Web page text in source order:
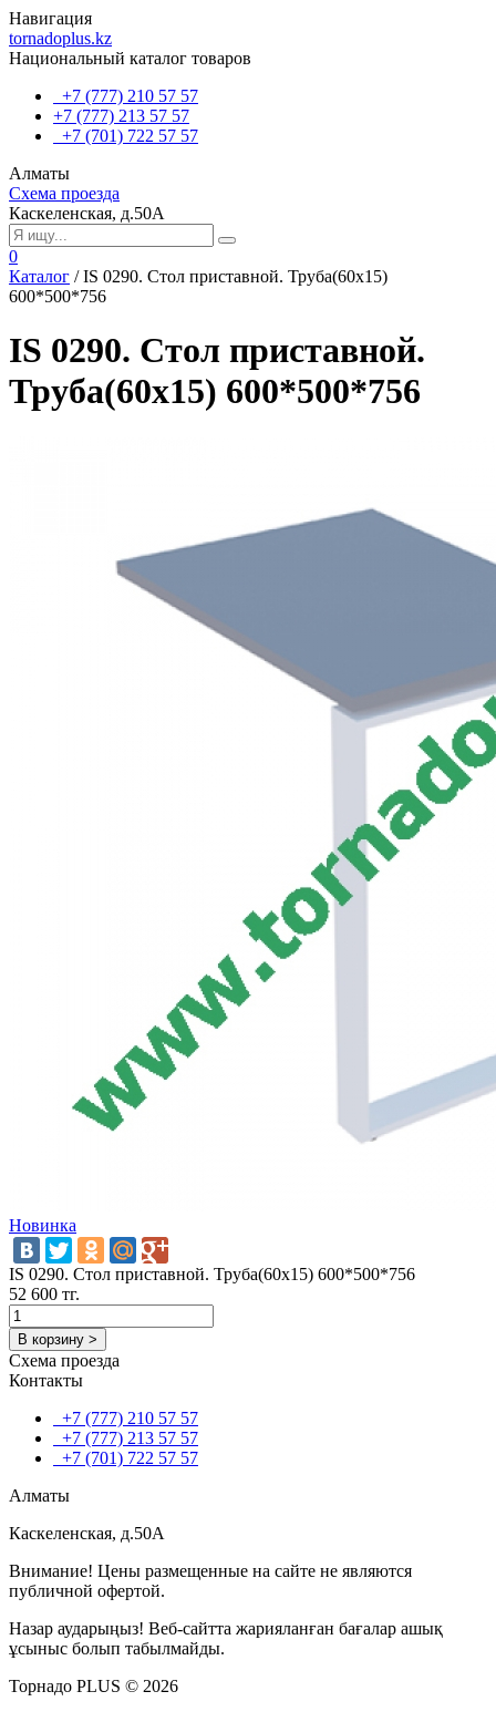
Навигация
tornadoplus.kz
Национальный каталог товаров
+7 (777) 210 57 57
+7 (777) 213 57 57
+7 (701) 722 57 57
Алматы
Схема проезда
Каскеленская, д.50А
0
Каталог /IS 0290. Стол приставной. Труба(60х15)
600*500*756
IS 0290. Стол приставной.
Труба(60х15) 600*500*756
Новинка
IS 0290. Стол приставной. Труба(60х15) 600*500*756
52 600 тг.
В корзину >
Схема проезда
Контакты
+7 (777) 210 57 57
+7 (777) 213 57 57
+7 (701) 722 57 57
Алматы
Каскеленская, д.50А
Внимание! Цены размещенные на сайте не являются
публичной офертой.
Назар аударыңыз! Веб-сайтта жарияланған бағалар ашық
ұсыныс болып табылмайды.
Торнадо PLUS © 2026